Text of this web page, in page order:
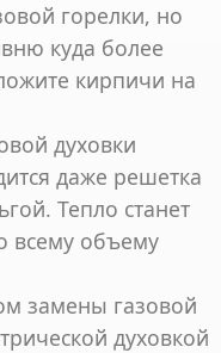
горелки, но
куда более
кирпичи на
духовки
даже решетка
Тепло станет
всему объему
замены газовой
духовкой